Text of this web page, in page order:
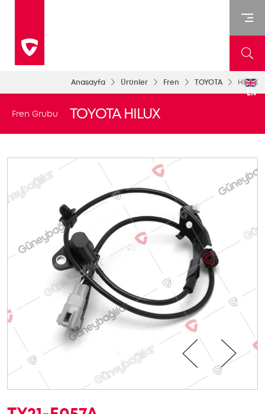
EN
Anasayfa Ürünler Fren TOYOTA HILUX
Fren Grubu TOYOTA HILUX